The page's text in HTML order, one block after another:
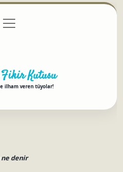
Politikası
menüyü
aç
Kutusu
ilham veren tüyolar!
denir